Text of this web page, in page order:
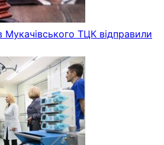
Мукачівського ТЦК відправили